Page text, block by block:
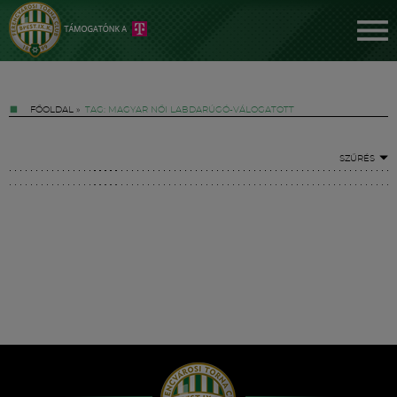
FŐOLDAL » TAG: MAGYAR NŐI LABDARÚGÓ-VÁLOGATOTT
SZŰRÉS
Hírek